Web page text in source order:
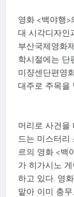
영화 <백야행
대 시각디자인
부산국제영화
학시절에는 단
미쟝센단편영
대주로 주목을
머리로 사건을
드는 미스터
르의 영화 <백
가 히가시노
하고 있다. 영
맡아 이미 충